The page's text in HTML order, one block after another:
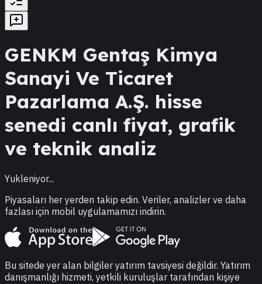
GENKM Gentaş Kimya
Sanayi Ve Ticaret
Pazarlama A.Ş. hisse
senedi canlı fiyat, grafik
ve teknik analiz
Yukleniyor...
Piyasaları her yerden takip edin. Veriler, analizler ve daha
fazlası için mobil uygulamamızı indirin.
Bu sitede yer alan bilgiler yatırım tavsiyesi değildir. Yatırım
danışmanlığı hizmeti, yetkili kuruluşlar tarafından kişiye